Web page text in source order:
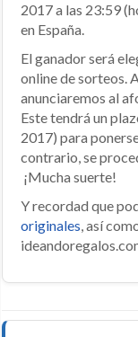
2017 a las 23:59
en España.
El ganador será
online de sorteos.
anunciaremos al
Este tendrá un
2017) para
contrario, se
¡Mucha suerte!
Y recordad que
originales, así